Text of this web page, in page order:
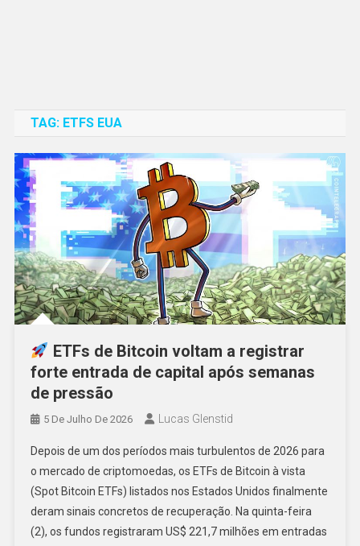
TAG: ETFS EUA
ETFs de Bitcoin voltam a registrar
forte entrada de capital após semanas
de pressão
5 De Julho De 2026 Lucas Glenstid
Depois de um dos períodos mais turbulentos de 2026 para
o mercado de criptomoedas, os ETFs de Bitcoin à vista
(Spot Bitcoin ETFs) listados nos Estados Unidos finalmente
deram sinais concretos de recuperação. Na quinta-feira
(2), os fundos registraram US$ 221,7 milhões em entradas